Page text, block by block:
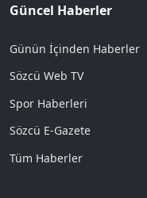
Güncel Haberler
Günün İçinden Haberler
Sözcü Web TV
Spor Haberleri
Sözcü E-Gazete
Tüm Haberler